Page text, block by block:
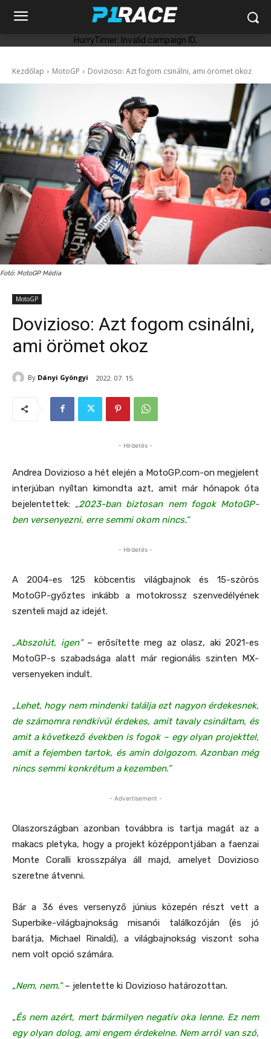
HurryTimer: Invalid campaign ID.
Kezdőlap MotoGP Dovizioso: Azt fogom csinálni, ami örömet okoz
Fotó: MotoGP Média
MotoGP
Dovizioso: Azt fogom csinálni,
ami örömet okoz
By Dányi Gyöngyi 2022. 07. 15.
- Hirdetés -
Andrea Dovizioso a hét elején a MotoGP.com-on megjelent
interjúban nyíltan kimondta azt, amit már hónapok óta
bejelentettek: „2023-ban biztosan nem fogok MotoGP-
ben versenyezni, erre semmi okom nincs.”
- Hirdetés -
A 2004-es 125 köbcentis világbajnok és 15-szörös
MotoGP-győztes inkább a motokrossz szenvedélyének
szenteli majd az idejét.
„Abszolút, igen”– erősítette meg az olasz, aki 2021-es
MotoGP-s szabadsága alatt már regionális szinten MX-
versenyeken indult.
„Lehet, hogy nem mindenki találja ezt nagyon érdekesnek,
de számomra rendkívül érdekes, amit tavaly csináltam, és
amit a következő években is fogok – egy olyan projekttel,
amit a fejemben tartok, és amin dolgozom. Azonban még
nincs semmi konkrétum a kezemben.”
- Advertisement -
Olaszországban azonban továbbra is tartja magát az a
makacs pletyka, hogy a projekt középpontjában a faenzai
Monte Coralli krosszpálya áll majd, amelyet Dovizioso
szeretne átvenni.
Bár a 36 éves versenyző június közepén részt vett a
Superbike-világbajnokság misanói találkozóján (és jó
barátja, Michael Rinaldi), a világbajnokság viszont soha
nem volt opció számára.
„Nem, nem.”– jelentette ki Dovizioso határozottan.
„És nem azért, mert bármilyen negatív oka lenne. Ez nem
egy olyan dolog, ami engem érdekelne. Nem arról van szó,